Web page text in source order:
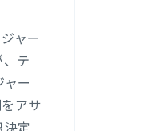
ャー
テ
ー
アサ
決定